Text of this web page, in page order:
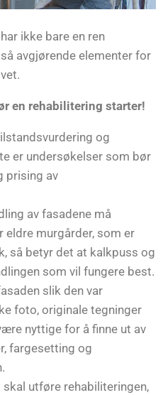
ikke bare en ren
avgjørende elementer for
en rehabilitering starter!
og
er undersøkelser som bør
prising av
av fasadene må
eldre murgårder, som er
så betyr det at kalkpuss og
som vil fungere best.
slik den var
foto, originale tegninger
nyttige for å finne ut av
fargesetting og
utføre rehabiliteringen,